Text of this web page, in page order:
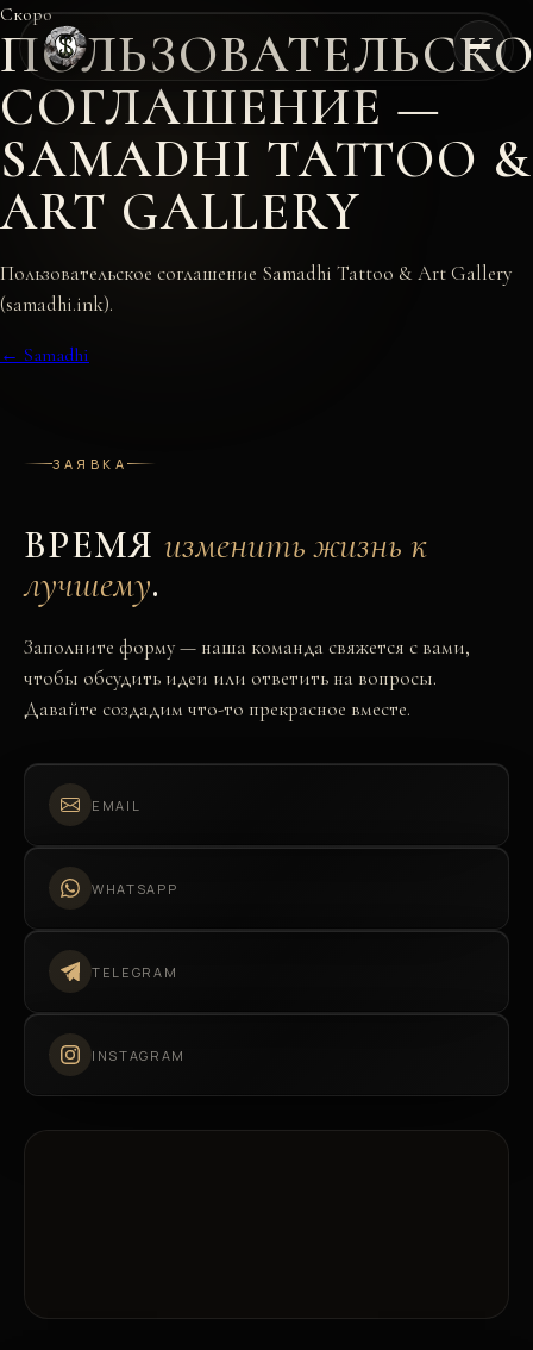
Скоро
СОГЛАШЕНИЕ —
SAMADHI TATTOO &
ART GALLERY
Пользовательское соглашение Samadhi Tattoo & Art Gallery
(samadhi.ink).
← Samadhi
ЗАЯВКА
ВРЕМЯ изменить жизнь к
лучшему.
Заполните форму — наша команда свяжется с вами,
чтобы обсудить идеи или ответить на вопросы.
Давайте создадим что-то прекрасное вместе.
EMAIL
WHATSAPP
TELEGRAM
INSTAGRAM